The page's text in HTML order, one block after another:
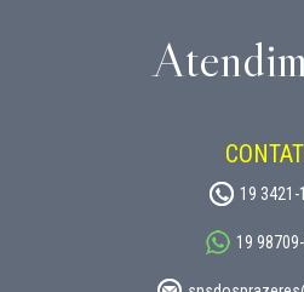
19 3421-
19